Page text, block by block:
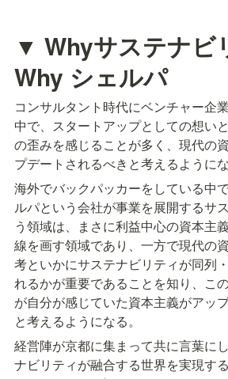
▼ Whyサステナビ
Why シェルパ
コンサルタント時代にベンチャー企
中で、スタートアップとしての想い
の歪みを感じることが多く、現代の
プデートされるべきと考えるようにな
海外でバックパッカーをしている中
ルパという会社が事業を展開するサ
う領域は、まさに利益中心の資本主
線を画す領域であり、一方で現代の
考といかにサステナビリティが同列
れるかが重要であることを知り、こ
が自分が感じていた資本主義がアッ
と考えるようになる。
経営陣が京都に集まって共に言葉に
ナビリティが融合する世界を実現す